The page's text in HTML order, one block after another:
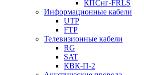
КПСнг-FRLS
Информационные кабели
UTP
FTP
Телевизионные кабели
RG
SAT
КВК-П-2